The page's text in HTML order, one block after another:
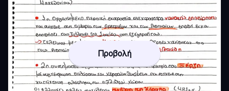
Προβολή